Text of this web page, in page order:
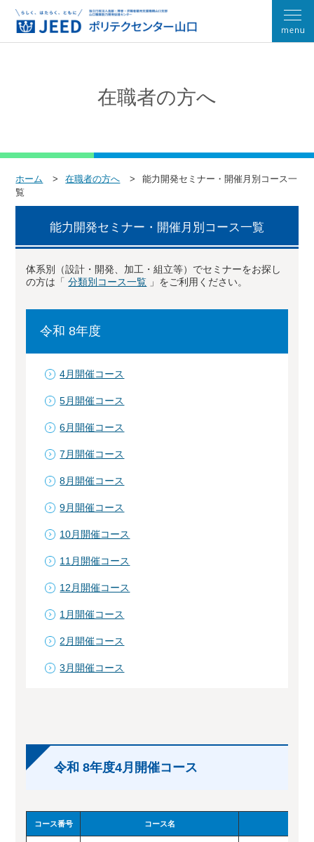
在職者の方へ
ホーム 在職者の方へ
能力開発セミナー・開催月別コース一
覧
能力開発セミナー・開催月別コース一覧
体系別（設計・開発、加工・組立等）でセミナーをお探し
の方は「 分類別コース一覧 」をご利用ください。
令和 8年度
4月開催コース
5月開催コース
6月開催コース
7月開催コース
8月開催コース
9月開催コース
10月開催コース
11月開催コース
12月開催コース
1月開催コース
2月開催コース
3月開催コース
令和 8年度4月開催コース
コース番号 コース名